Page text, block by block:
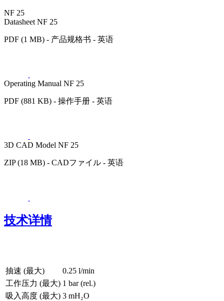
NF 25
Datasheet NF 25
PDF (1 MB) - 产品规格书 - 英语
Operating Manual NF 25
PDF (881 KB) - 操作手册 - 英语
3D CAD Model NF 25
ZIP (18 MB) - CADファイル - 英语
技术详情
抽速 (最大)
0.25 l/min
工作压力 (最大) 1 bar (rel.)
吸入高度 (最大) 3 mH₂O